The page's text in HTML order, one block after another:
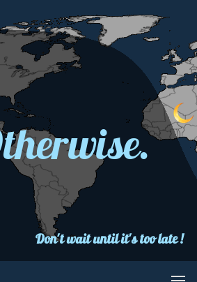
Don't wait until it's too late !